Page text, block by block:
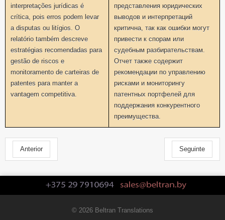
interpretações jurídicas é
crítica, pois erros podem levar
a disputas ou litígios. O
relatório também descreve
estratégias recomendadas para
gestão de riscos e
monitoramento de carteiras de
patentes para manter a
vantagem competitiva.
представления юридических
выводов и интерпретаций
критична, так как ошибки могут
привести к спорам или
судебным разбирательствам.
Отчет также содержит
рекомендации по управлению
рисками и мониторингу
патентных портфелей для
поддержания конкурентного
преимущества.
Anterior Seguinte
© 2026 Beltran Translations